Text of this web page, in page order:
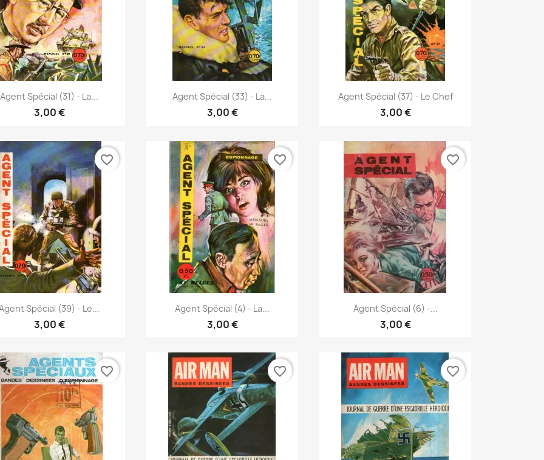
Vista rápida
Agent Spécial (31) - La...
3,00 €
Vista rápida
Agent Spécial (33) - La...
3,00 €
Vista rápida
Agent Spécial (37) - Le Chef
3,00 €
Vista rápida
Spécial (39) - Le...
3,00 €
favorite_border
Vista rápida
Agent Spécial (4) - La...
3,00 €
favorite_border
Vista rápida
Agent Spécial (6) -...
3,00 €
favorite_border
favorite_border favorite_border favorite_border